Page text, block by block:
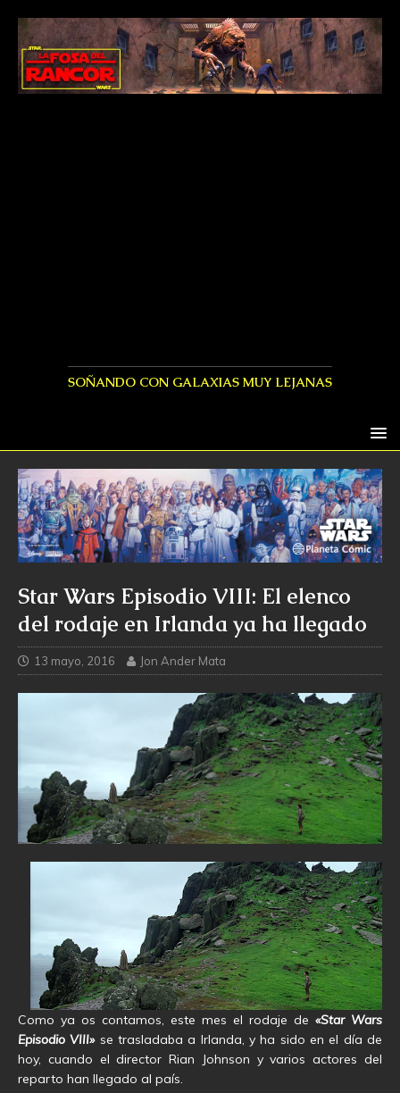
SOÑANDO CON GALAXIAS MUY LEJANAS
Star Wars Episodio VIII: El elenco
del rodaje en Irlanda ya ha llegado
13 mayo, 2016 Jon Ander Mata
Como ya os contamos, este mes el rodaje de «Star Wars
Episodio VIII»se trasladaba a Irlanda, y ha sido en el día de
hoy, cuando el director Rian Johnson y varios actores del
reparto han llegado al país.